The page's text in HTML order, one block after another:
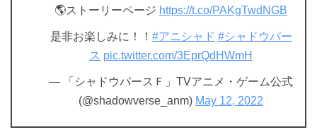
🌎ストーリーページ https://t.co/PAKgTwdNGB
是非お楽しみに！！ #アニシャド #シャドウバー
ス pic.twitter.com/3EprQdHWmH
— 「シャドウバースＦ」TVアニメ・ゲーム公式
(@shadowverse_anm) May 12, 2022